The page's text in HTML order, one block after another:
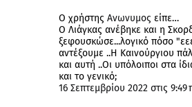
Ο χρήστης Ανωνυμος είπε…
Ο Λιάγκας ανέβηκε και η
ξεφουσκώσε...λογικό πόσο
αντέξουμε ..Η Καινούργιου
και αυτή ..Οι υπόλοιποι στα
και το γενικό;
16 Σεπτεμβρίου 2022 στις 9:49